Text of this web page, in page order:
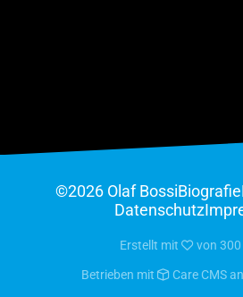
©2026 Olaf BossiBiografie
Datenschutz
Erstellt mit von 300
Betrieben mit Care CMS